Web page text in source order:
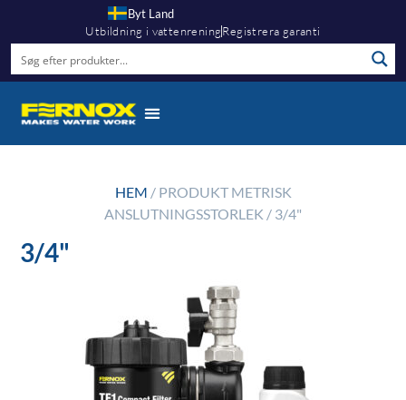
Byt Land
Utbildning i vattenreningRegistrera garanti
HEM / PRODUKT METRISK
ANSLUTNINGSSTORLEK / 3/4"
3/4"